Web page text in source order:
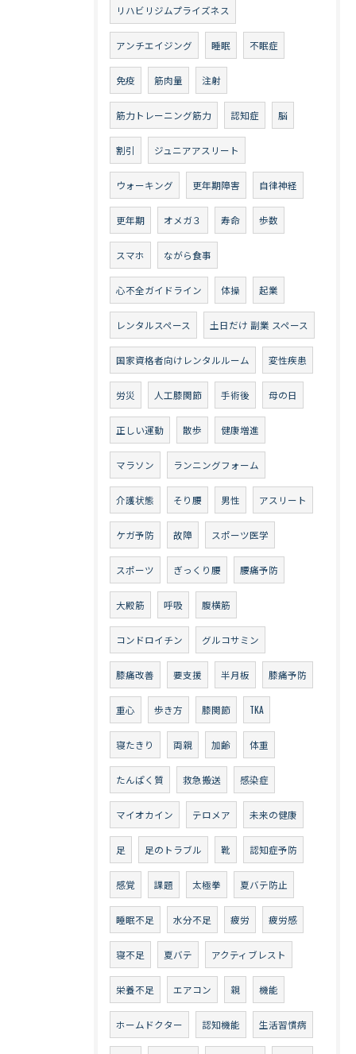
リハビリジムプライズネス
アンチエイジング 睡眠 不眠症
免疫 筋肉量 注射
筋力トレーニング筋力 認知症 脳
割引 ジュニアアスリート
ウォーキング 更年期障害 自律神経
更年期 オメガ３ 寿命 歩数
スマホ ながら食事
心不全ガイドライン 体操 起業
レンタルスペース 土日だけ 副業 スペース
国家資格者向けレンタルルーム 変性疾患
労災 人工膝関節 手術後 母の日
正しい運動 散歩 健康増進
マラソン ランニングフォーム
介護状態 そり腰 男性 アスリート
ケガ予防 故障 スポーツ医学
スポーツ ぎっくり腰 腰痛予防
大殿筋 呼吸 腹横筋
コンドロイチン グルコサミン
膝痛改善 要支援 半月板 膝痛予防
重心 歩き方 膝関節 TKA
寝たきり 両親 加齢 体重
たんぱく質 救急搬送 感染症
マイオカイン テロメア 未来の健康
足 足のトラブル 靴 認知症予防
感覚 課題 太極拳 夏バテ防止
睡眠不足 水分不足 疲労 疲労感
寝不足 夏バテ アクティブレスト
栄養不足 エアコン 親 機能
ホームドクター 認知機能 生活習慣病